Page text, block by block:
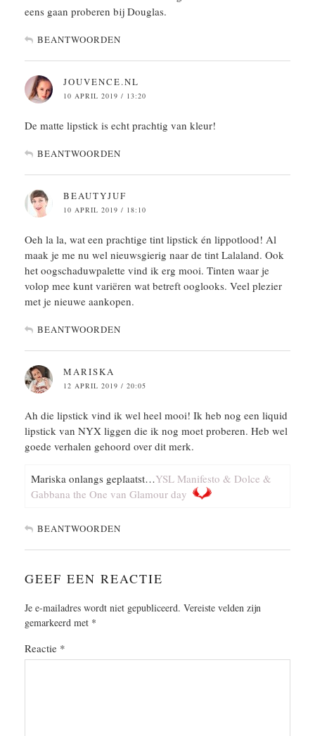
eens gaan proberen bij Douglas.
BEANTWOORDEN
JOUVENCE.NL
10 APRIL 2019 / 13:20
De matte lipstick is echt prachtig van kleur!
BEANTWOORDEN
BEAUTYJUF
10 APRIL 2019 / 18:10
Oeh la la, wat een prachtige tint lipstick én lippotlood! Al
maak je me nu wel nieuwsgierig naar de tint Lalaland. Ook
het oogschaduwpalette vind ik erg mooi. Tinten waar je
volop mee kunt variëren wat betreft ooglooks. Veel plezier
met je nieuwe aankopen.
BEANTWOORDEN
MARISKA
12 APRIL 2019 / 20:05
Ah die lipstick vind ik wel heel mooi! Ik heb nog een liquid
lipstick van NYX liggen die ik nog moet proberen. Heb wel
goede verhalen gehoord over dit merk.
Mariska onlangs geplaatst…YSL Manifesto & Dolce &
Gabbana the One van Glamour day
BEANTWOORDEN
GEEF EEN REACTIE
Je e-mailadres wordt niet gepubliceerd. Vereiste velden zijn
gemarkeerd met *
Reactie *